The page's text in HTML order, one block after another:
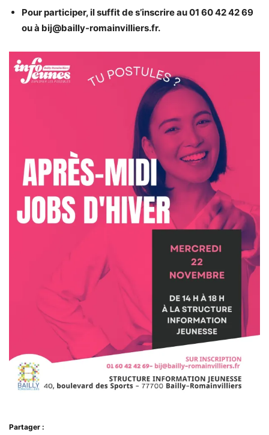
Pour participer, il suffit de s’inscrire au 01 60 42 42 69
ou à bij@bailly-romainvilliers.fr.
Partager :